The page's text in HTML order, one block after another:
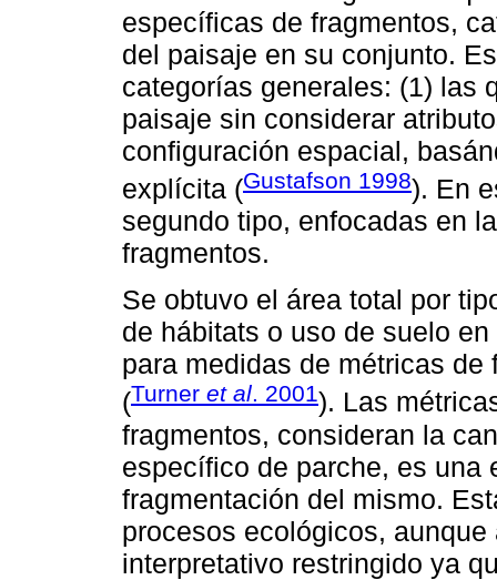
específicas de fragmentos,
del paisaje en su conjunto.
categorías generales: (1) las
paisaje sin considerar
configuración espacial,
explícita (Gustafson 1998). En
segundo tipo, enfocadas en
fragmentos.
Se obtuvo el área total por
de hábitats o uso de suelo
para medidas de métricas
(Turner et al. 2001). Las
fragmentos, consideran la
específico de parche, es una
fragmentación del mismo.
procesos ecológicos,
interpretativo restringido ya